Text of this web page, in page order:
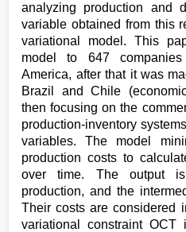
analyzing production and
variable obtained from this
variational model. This
model to 647
America, after that it was
Brazil and Chile
then focusing on the
production-inventory
variables. The model
production costs to
over time. The output
production, and the
Their costs are considered
variational constraint